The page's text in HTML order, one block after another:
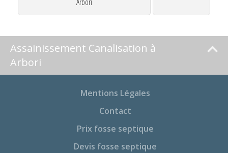
Assainissement Canalisation à
Arbori
Mentions Légales
Contact
Prix fosse septique
Devis fosse septique